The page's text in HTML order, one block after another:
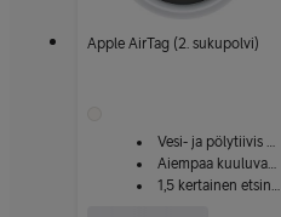
Apple AirTag (2. sukupolvi)
Vesi- ja pölytiivis paikannin
Aiempaa kuuluvampi kaiutin
1,5 kertainen etsinnän kantama